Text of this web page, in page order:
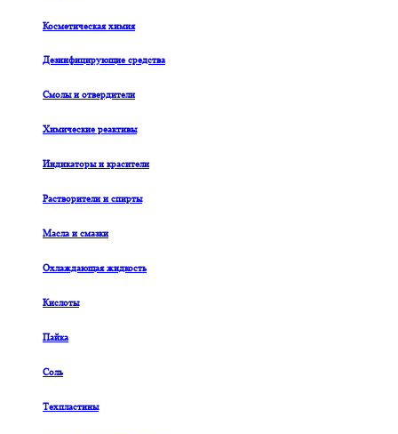
Косметическая химия
Дезинфицирующие средства
Смолы и отвердители
Химические реактивы
Индикаторы и красители
Растворители и спирты
Масла и смазки
Охлаждающая жидкость
Кислоты
Пайка
Соль
Техпластины